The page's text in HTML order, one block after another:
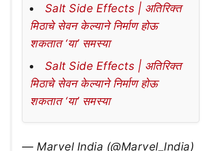
Salt Side Effects | अतिरिक्त
मिठाचे सेवन केल्याने निर्माण होऊ
शकतात ‘या’ समस्या
Salt Side Effects | अतिरिक्त
मिठाचे सेवन केल्याने निर्माण होऊ
शकतात ‘या’ समस्या
— Marvel India (@Marvel_India)